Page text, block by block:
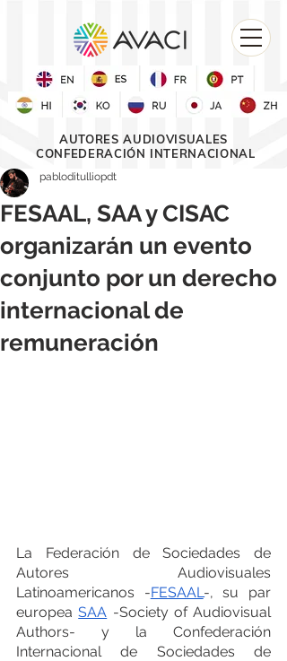
AUTORES AUDIOVISUALES
CONFEDERACIÓN INTERNACIONAL
FESAAL, SAA y CISAC
organizarán un evento
conjunto por un derecho
internacional de
remuneración
pabloditulliopdt
La Federación de Sociedades de
Autores Audiovisuales
Latinoamericanos -FESAAL -, su par
europea SAA -Society of Audiovisual
Authors- y la Confederación
Internacional de Sociedades de